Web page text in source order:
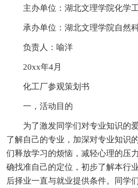
主办单位：湖北文理学院化学
承办单位：湖北文理学院自然
负责人：喻洋
20xx年4月
化工厂参观策划书
一，活动目的
为了激发同学们对专业知识的
了解自己的专业，加深对专业知识
们释放学习的烦恼，减轻心理的压
确找准自己的定位，初步了解本行
后择业一直与就业提供条件。同学